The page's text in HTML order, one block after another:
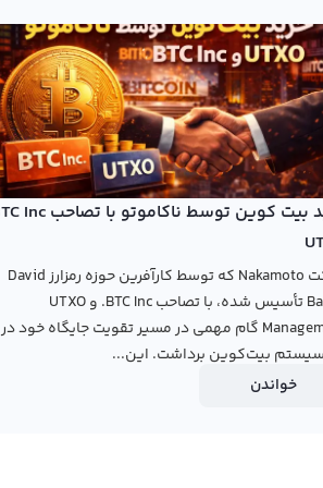
شرکت Nakamoto که توسط کارآفرین حوزه رمزارز David
Bailey تأسیس شده، با تصاحب BTC Inc. و UTXO
Management گام مهمی در مسیر تقویت جایگاه خود در
بیت‌کوین برداشت. این...
خواندن